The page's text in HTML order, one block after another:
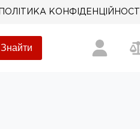
ПОЛІТИКА КОНФІДЕНЦІЙНОСТІ
Знайти